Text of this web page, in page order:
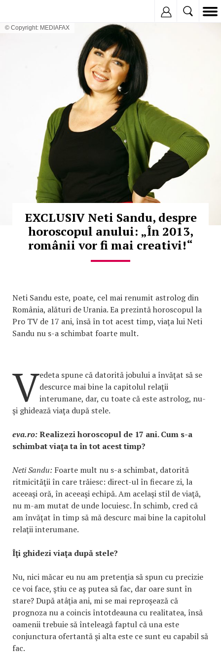
© Copyright: MEDIAFAX
EXCLUSIV Neti Sandu, despre
horoscopul anului: „În 2013,
românii vor fi mai creativi!“
Neti Sandu este, poate, cel mai renumit astrolog din
România, alături de Urania. Ea prezintă horoscopul la
Pro TV de 17 ani, însă în tot acest timp, viaţa lui Neti
Sandu nu s-a schimbat foarte mult.
Vedeta spune că datorită jobului a învăţat să se
descurce mai bine la capitolul relaţii
interumane, dar, cu toate că este astrolog, nu-
şi ghidează viaţa după stele.
eva.ro:Realizezi horoscopul de 17 ani. Cum s-a
schimbat viaţa ta în tot acest timp?
Neti Sandu: Foarte mult nu s-a schimbat, datorită
ritmicităţii în care trăiesc: direct-ul în fiecare zi, la
aceeaşi oră, în aceeaşi echipă. Am acelaşi stil de viaţă,
nu m-am mutat de unde locuiesc. În schimb, cred că
am învăţat în timp să mă descurc mai bine la capitolul
relaţii interumane.
Îţi ghidezi viaţa după stele?
Nu, nici măcar eu nu am pretenţia să spun cu precizie
ce voi face, ştiu ce aş putea să fac, dar oare sunt în
stare? După atâţia ani, mi se mai reproşează că
prognoza nu a coincis întotdeauna cu realitatea, însă
oamenii trebuie să înteleagă faptul că una este
conjunctura ofertantă şi alta este ce sunt eu capabil să
fac.